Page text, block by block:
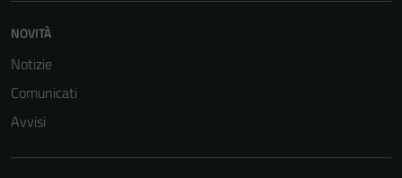
NOVITÀ
Notizie
Comunicati
Avvisi